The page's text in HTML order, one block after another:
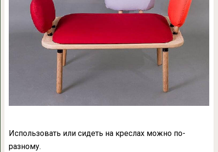
Использовать или сидеть на креслах можно по-
разному.